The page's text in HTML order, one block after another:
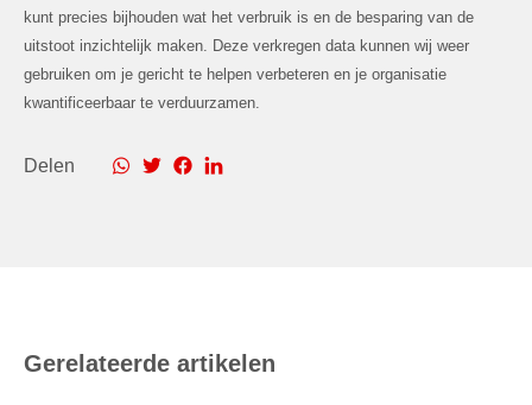
kunt precies bijhouden wat het verbruik is en de besparing van de
uitstoot inzichtelijk maken. Deze verkregen data kunnen wij weer
gebruiken om je gericht te helpen verbeteren en je organisatie
kwantificeerbaar te verduurzamen.
Delen
Gerelateerde artikelen